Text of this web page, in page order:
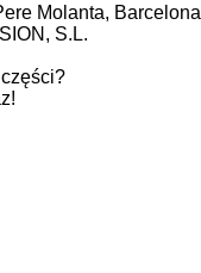
Molanta, Barcelona
S.L.